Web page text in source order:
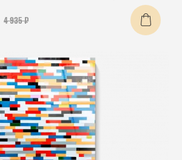
4 935 ₽